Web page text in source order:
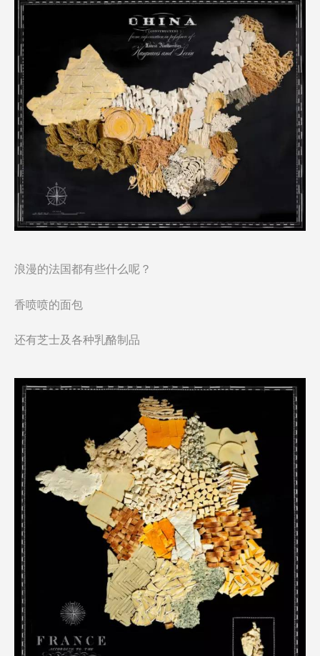
浪漫的法国都有些什么呢？
香喷喷的面包
还有芝士及各种乳酪制品